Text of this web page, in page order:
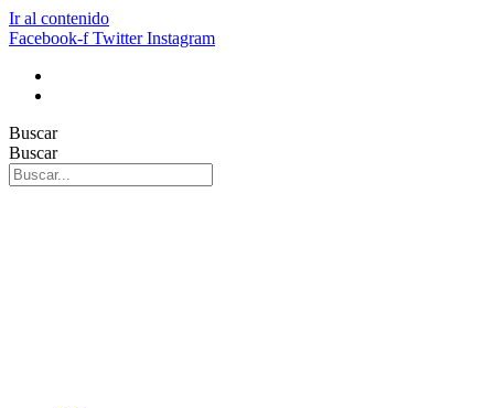
Ir al contenido
Facebook-f Twitter Instagram
Buscar
Buscar